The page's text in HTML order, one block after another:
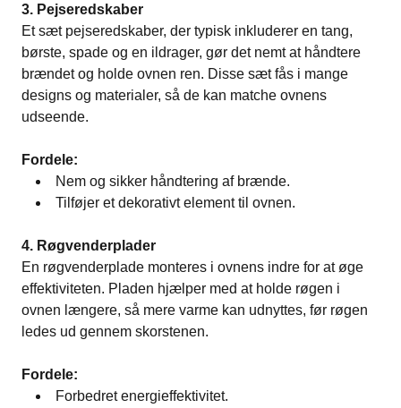
3. Pejseredskaber
Et sæt pejseredskaber, der typisk inkluderer en tang,
børste, spade og en ildrager, gør det nemt at håndtere
brændet og holde ovnen ren. Disse sæt fås i mange
designs og materialer, så de kan matche ovnens
udseende.
Fordele:
Nem og sikker håndtering af brænde.
Tilføjer et dekorativt element til ovnen.
4. Røgvenderplader
En røgvenderplade monteres i ovnens indre for at øge
effektiviteten. Pladen hjælper med at holde røgen i
ovnen længere, så mere varme kan udnyttes, før røgen
ledes ud gennem skorstenen.
Fordele:
Forbedret energieffektivitet.